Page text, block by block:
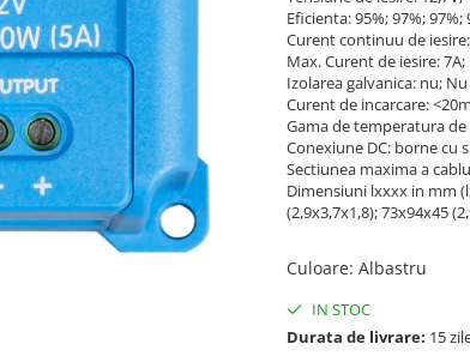
Eficienta: 95%; 97%; 97%;
Curent continuu de iesire:
Max. Curent de iesire: 7A;
Izolarea galvanica: nu;
Curent de incarcare:
Gama de temperatura de
Conexiune DC: borne cu
Sectiunea maxima a
Dimensiuni lxxxx in mm
(2,9x3,7x1,8); 73x94x45
Culoare: Albastru
IN STOC
Durata de livrare: 15